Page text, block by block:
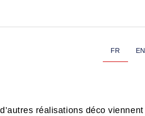
FR EN
réalisations déco viennent